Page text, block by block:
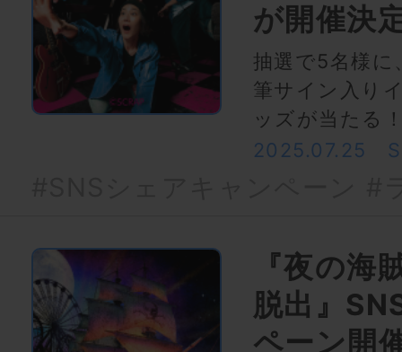
が開催決
抽選で5名様
筆サイン入り
ッズが当たる
2025.07.25
『夜の海
脱出』
ペーン開